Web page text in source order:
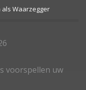
als Waarzegger
voorspellen uw